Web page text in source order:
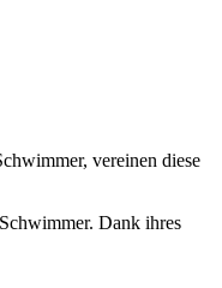
vereinen diese
Dank ihres